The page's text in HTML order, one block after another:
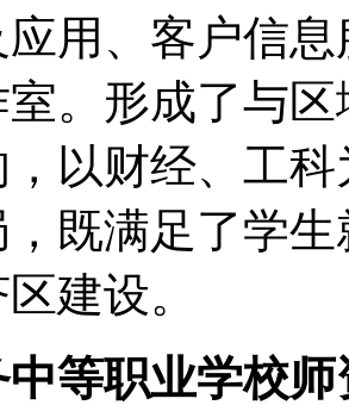
用、客户信
。形成了与
以财经、工
既满足了学
建设。
等职业学校师